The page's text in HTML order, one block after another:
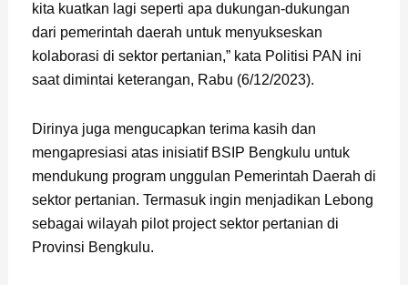
kita kuatkan lagi seperti apa dukungan-dukungan
dari pemerintah daerah untuk menyukseskan
kolaborasi di sektor pertanian,” kata Politisi PAN ini
saat dimintai keterangan, Rabu (6/12/2023).
Dirinya juga mengucapkan terima kasih dan
mengapresiasi atas inisiatif BSIP Bengkulu untuk
mendukung program unggulan Pemerintah Daerah di
sektor pertanian. Termasuk ingin menjadikan Lebong
sebagai wilayah pilot project sektor pertanian di
Provinsi Bengkulu.